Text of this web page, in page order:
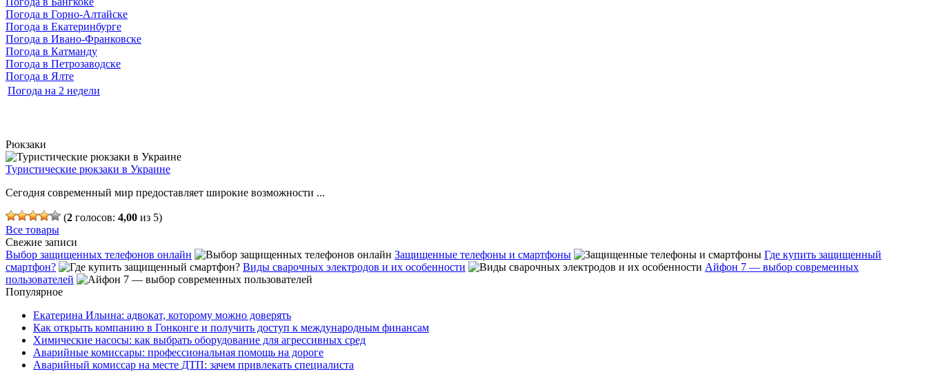
Погода в Горно-Алтайске
Погода в Екатеринбурге
Погода в Ивано-Франковске
Погода в Катманду
Погода в Петрозаводске
Погода в Ялте
Погода на 2 недели
Рюкзаки
Туристические рюкзаки в Украине
Сегодня современный мир предоставляет широкие возможности ...
(2 голосов: 4,00 из 5)
Все товары
Свежие записи
Выбор защищенных телефонов онлайн
Защищенные телефоны и смартфоны
Где купить защищенный
смартфон?
Виды сварочных электродов и их особенности
Айфон 7 — выбор современных
пользователей
Популярное
Екатерина Ильина: адвокат, которому можно доверять
Как открыть компанию в Гонконге и получить доступ к международным финансам
Химические насосы: как выбрать оборудование для агрессивных сред
Аварийные комиссары: профессиональная помощь на дороге
Аварийный комиссар на месте ДТП: зачем привлекать специалиста